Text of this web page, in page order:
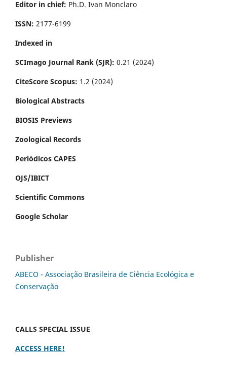
Editor in chief: Ph.D. Ivan Monclaro
ISSN: 2177-6199
Indexed in
SCImago Journal Rank (SJR): 0.21 (2024)
CiteScore Scopus: 1.2 (2024)
Biological Abstracts
BIOSIS Previews
Zoological Records
Periódicos CAPES
OJS/IBICT
Scientific Commons
Google Scholar
Publisher
ABECO - Associação Brasileira de Ciência Ecológica e
Conservação
CALLS SPECIAL ISSUE
ACCESS HERE!